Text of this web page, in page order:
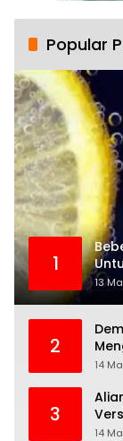
Popular
1
13
2
14
3
14